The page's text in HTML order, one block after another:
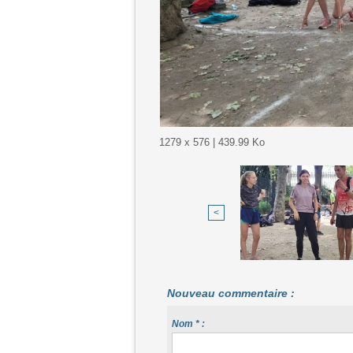
1279 x 576 | 439.99 Ko
<
Nouveau commentaire :
Nom * :